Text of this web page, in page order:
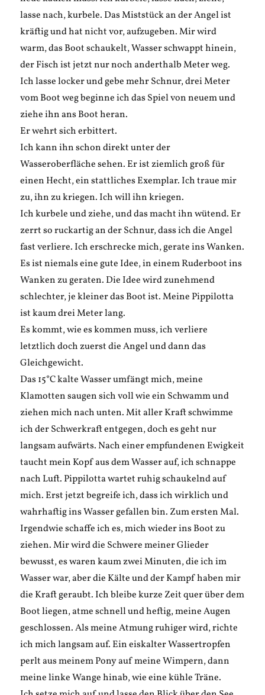
lasse nach, kurbele. Das Miststück an der Angel ist
kräftig und hat nicht vor, aufzugeben. Mir wird
warm, das Boot schaukelt, Wasser schwappt hinein,
der Fisch ist jetzt nur noch anderthalb Meter weg.
Ich lasse locker und gebe mehr Schnur, drei Meter
vom Boot weg beginne ich das Spiel von neuem und
ziehe ihn ans Boot heran.
Er wehrt sich erbittert.
Ich kann ihn schon direkt unter der
Wasseroberfläche sehen. Er ist ziemlich groß für
einen Hecht, ein stattliches Exemplar. Ich traue mir
zu, ihn zu kriegen. Ich will ihn kriegen.
Ich kurbele und ziehe, und das macht ihn wütend. Er
zerrt so ruckartig an der Schnur, dass ich die Angel
fast verliere. Ich erschrecke mich, gerate ins Wanken.
Es ist niemals eine gute Idee, in einem Ruderboot ins
Wanken zu geraten. Die Idee wird zunehmend
schlechter, je kleiner das Boot ist. Meine Pippilotta
ist kaum drei Meter lang.
Es kommt, wie es kommen muss, ich verliere
letztlich doch zuerst die Angel und dann das
Gleichgewicht.
Das 15°C kalte Wasser umfängt mich, meine
Klamotten saugen sich voll wie ein Schwamm und
ziehen mich nach unten. Mit aller Kraft schwimme
ich der Schwerkraft entgegen, doch es geht nur
langsam aufwärts. Nach einer empfundenen Ewigkeit
taucht mein Kopf aus dem Wasser auf, ich schnappe
nach Luft. Pippilotta wartet ruhig schaukelnd auf
mich. Erst jetzt begreife ich, dass ich wirklich und
wahrhaftig ins Wasser gefallen bin. Zum ersten Mal.
Irgendwie schaffe ich es, mich wieder ins Boot zu
ziehen. Mir wird die Schwere meiner Glieder
bewusst, es waren kaum zwei Minuten, die ich im
Wasser war, aber die Kälte und der Kampf haben mir
die Kraft geraubt. Ich bleibe kurze Zeit quer über dem
Boot liegen, atme schnell und heftig, meine Augen
geschlossen. Als meine Atmung ruhiger wird, richte
ich mich langsam auf. Ein eiskalter Wassertropfen
perlt aus meinem Pony auf meine Wimpern, dann
meine linke Wange hinab, wie eine kühle Träne.